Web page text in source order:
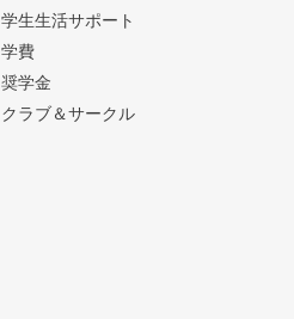
学生生活サポート
学費
奨学金
クラブ＆サークル